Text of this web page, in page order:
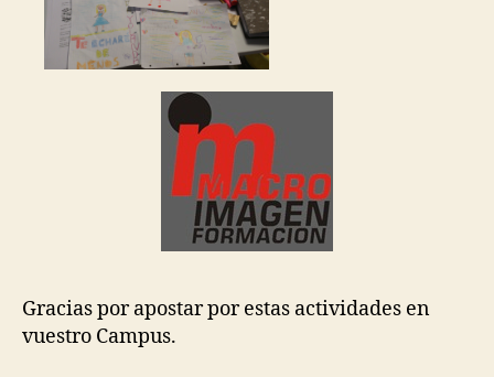
Gracias por apostar por estas actividades en
vuestro Campus.